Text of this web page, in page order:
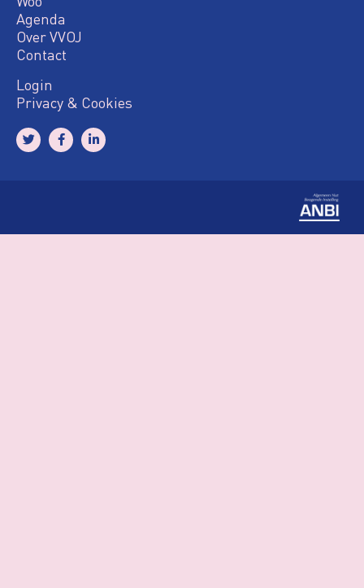
Agenda
Over VVOJ
Contact
Login
Privacy & Cookies